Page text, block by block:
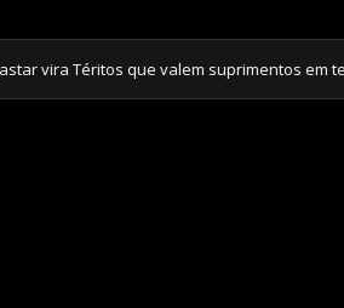
vira Téritos que valem suprimentos em